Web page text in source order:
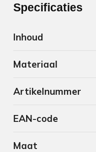
Specificaties
Inhoud
Materiaal
Artikelnummer
EAN-code
Maat